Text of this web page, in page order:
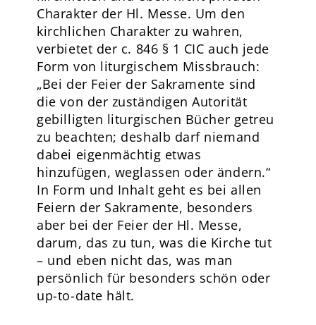
Charakter der Hl. Messe. Um den
kirchlichen Charakter zu wahren,
verbietet der c. 846 § 1 CIC auch jede
Form von liturgischem Missbrauch:
„Bei der Feier der Sakramente sind
die von der zuständigen Autorität
gebilligten liturgischen Bücher getreu
zu beachten; deshalb darf niemand
dabei eigenmächtig etwas
hinzufügen, weglassen oder ändern.“
In Form und Inhalt geht es bei allen
Feiern der Sakramente, besonders
aber bei der Feier der Hl. Messe,
darum, das zu tun, was die Kirche tut
– und eben nicht das, was man
persönlich für besonders schön oder
up-to-date hält.